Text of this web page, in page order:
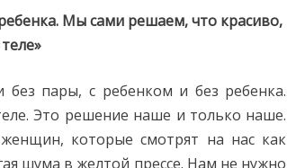
Мы сами решаем, что красиво,
пары, с ребенком и без ребенка.
Это решение наше и только наше.
которые смотрят на нас как
шума в желтой прессе. Нам не нужно